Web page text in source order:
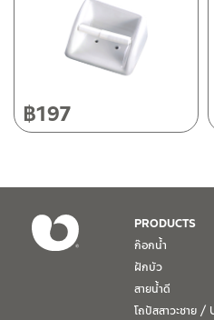
โทร: 080-075-2626
วันจันทร์ – วันศุกร์ เวลา 8:30-
วันเสาร์ เวลา 8:30-15:00 น.
1. การรับประกัน จะต้องมีหลักฐานก
ขอตรวจสอบโดยนับวันซื้อขายเป็นสำ
เงื่อนไขการรับประกันสินค้าได้ หากไม่
2. การรับประกันสินค้า จะรับประกันฉ
฿197
PRODUCTS
ก๊อกน้ำ
ฝักบัว
สายน้ำดี
โถปัสสาวะชาย /